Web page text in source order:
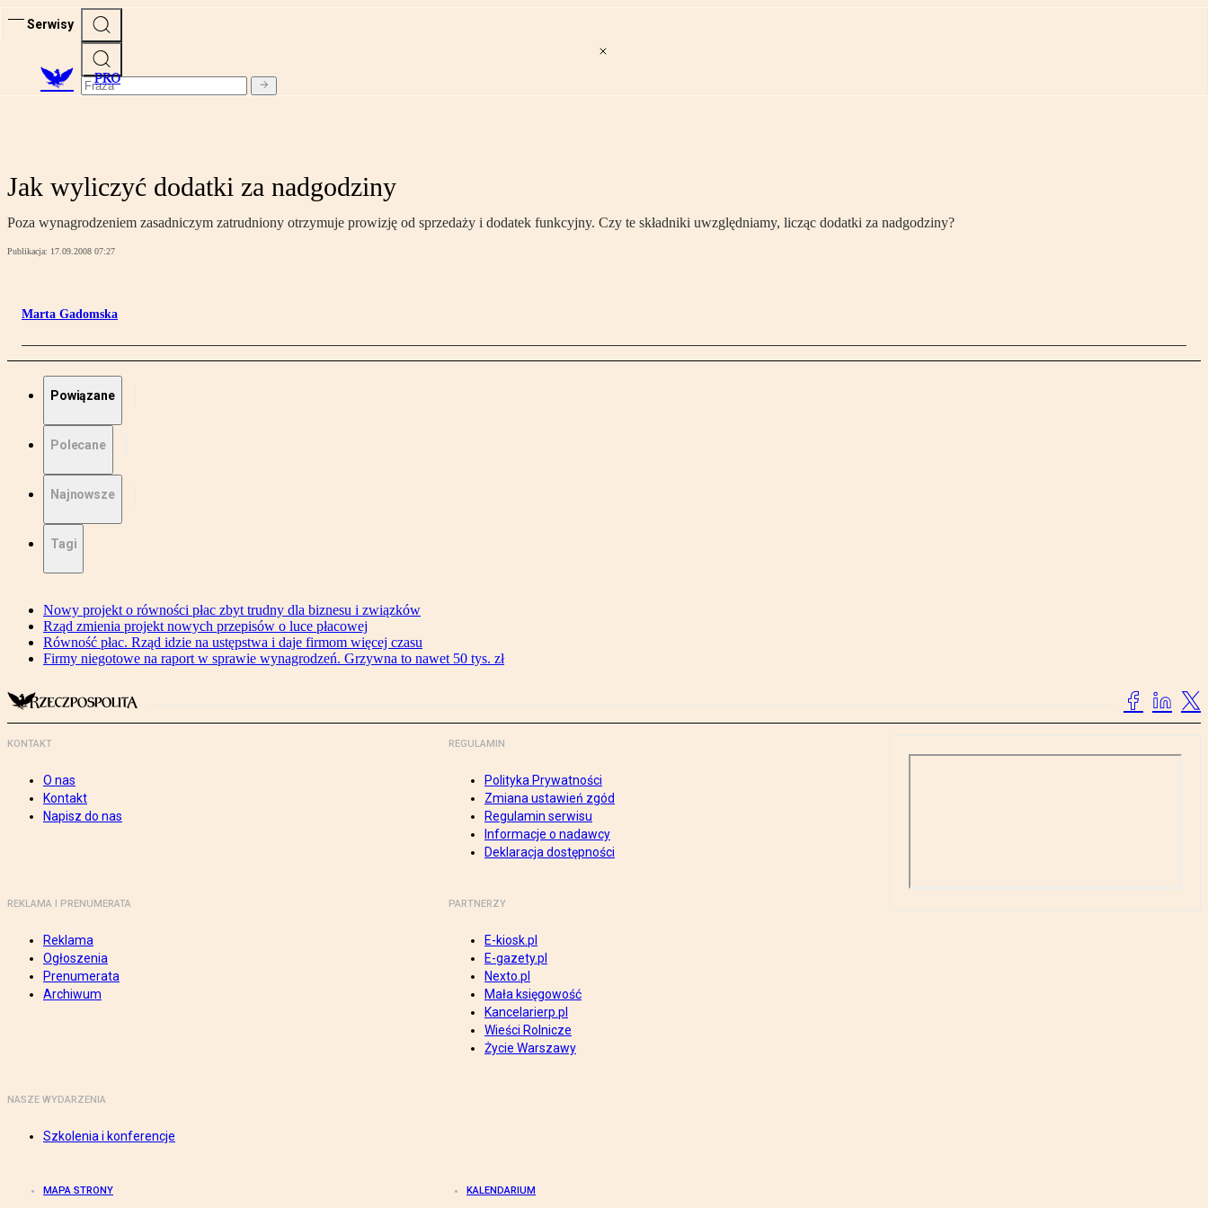
Serwisy
PRO
Jak wyliczyć dodatki za nadgodziny
Poza wynagrodzeniem zasadniczym zatrudniony otrzymuje prowizję od sprzedaży i dodatek funkcyjny. Czy te składniki uwzględniamy, licząc dodatki za nadgodziny?
Publikacja: 17.09.2008 07:27
Marta Gadomska
Powiązane
Polecane
Najnowsze
Tagi
Nowy projekt o równości płac zbyt trudny dla biznesu i związków
Rząd zmienia projekt nowych przepisów o luce płacowej
Równość płac. Rząd idzie na ustępstwa i daje firmom więcej czasu
Firmy niegotowe na raport w sprawie wynagrodzeń. Grzywna to nawet 50 tys. zł
KONTAKT
O nas
Kontakt
Napisz do nas
REGULAMIN
Polityka Prywatności
Zmiana ustawień zgód
Regulamin serwisu
Informacje o nadawcy
Deklaracja dostępności
REKLAMA I PRENUMERATA
Reklama
Ogłoszenia
Prenumerata
Archiwum
PARTNERZY
E-kiosk.pl
E-gazety.pl
Nexto.pl
Mała księgowość
Kancelarierp.pl
Wieści Rolnicze
Życie Warszawy
NASZE WYDARZENIA
Szkolenia i konferencje
MAPA STRONY KALENDARIUM